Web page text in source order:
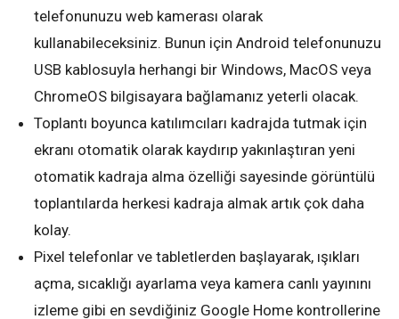
telefonunuzu web kamerası olarak
kullanabileceksiniz. Bunun için Android telefonunuzu
USB kablosuyla herhangi bir Windows, MacOS veya
ChromeOS bilgisayara bağlamanız yeterli olacak.
Toplantı boyunca katılımcıları kadrajda tutmak için
ekranı otomatik olarak kaydırıp yakınlaştıran yeni
otomatik kadraja alma özelliği sayesinde görüntülü
toplantılarda herkesi kadraja almak artık çok daha
kolay.
Pixel telefonlar ve tabletlerden başlayarak, ışıkları
açma, sıcaklığı ayarlama veya kamera canlı yayınını
izleme gibi en sevdiğiniz Google Home kontrollerine